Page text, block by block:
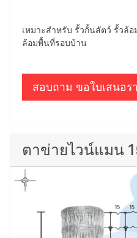
เหมาะสำหรับ รั้วกั้นสัตว์ รั้วล้
ล้อมพื้นที่รอบบ้าน
สอบถาม ขอใบเสนอร
ตาข่ายไวน์แมน